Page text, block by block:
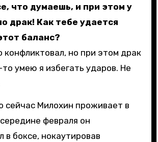
что думаешь, и при этом у
драк! Как тебе удается
баланс?
конфликтовал, но при этом драк
умею я избегать ударов. Не
сейчас Милохин проживает в
февраля он
в боксе, нокаутировав